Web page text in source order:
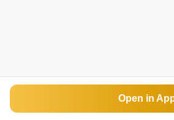
Open in